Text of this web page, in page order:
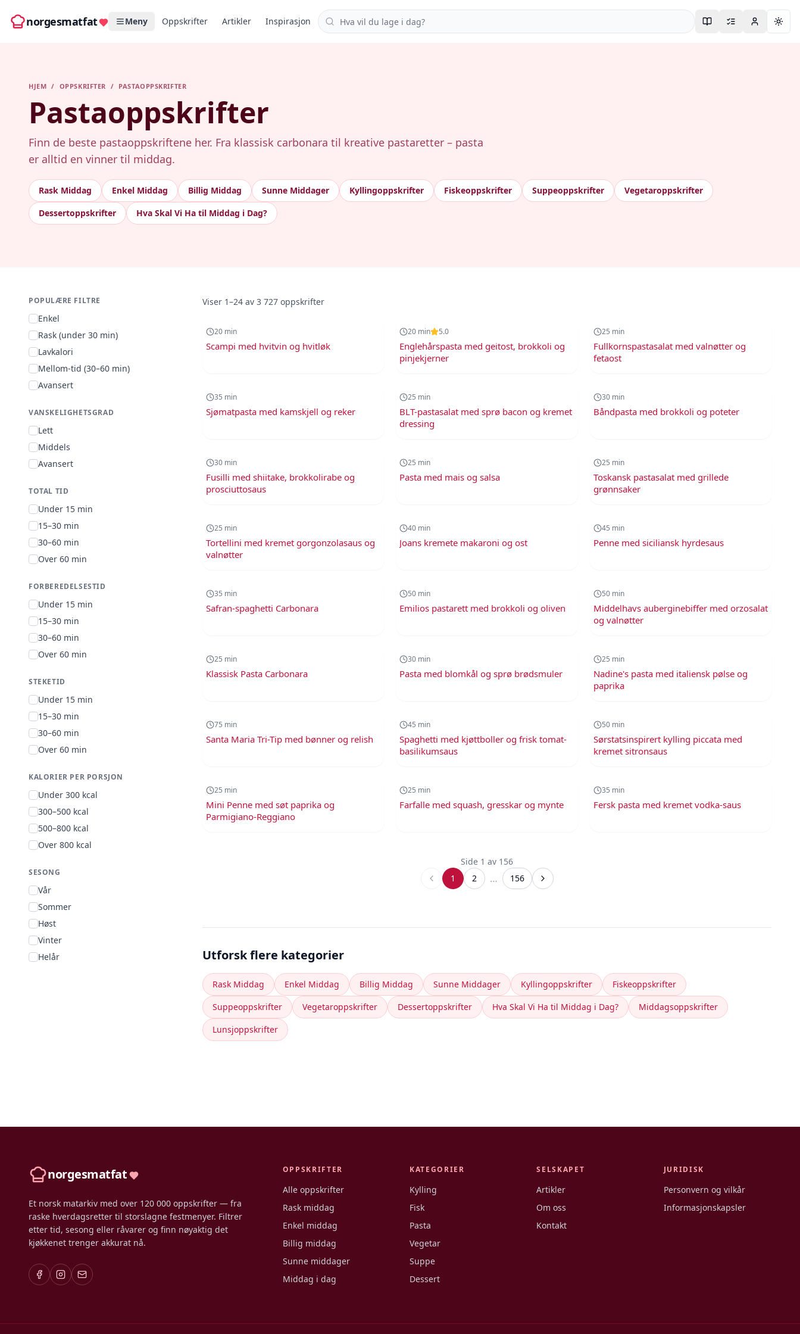
norgesmatfat Meny Oppskrifter Artikler Inspirasjon Søk i oppskrifter
HJEM / OPPSKRIFTER / PASTAOPPSKRIFTER
Pastaoppskrifter
Finn de beste pastaoppskriftene her. Fra klassisk carbonara til kreative pastaretter – pasta
er alltid en vinner til middag.
Rask Middag Enkel Middag Billig Middag Sunne Middager Kyllingoppskrifter Fiskeoppskrifter Suppeoppskrifter
Vegetaroppskrifter
Dessertoppskrifter
Hva Skal Vi Ha til Middag i Dag?
POPULÆRE FILTRE
Enkel
Rask (under 30 min)
Lavkalori
Mellom-tid (30–60 min)
Avansert
VANSKELIGHETSGRAD
Lett
Middels
Avansert
TOTAL TID
Under 15 min
15–30 min
30–60 min
Over 60 min
FORBEREDELSESTID
Under 15 min
15–30 min
30–60 min
Over 60 min
STEKETID
Under 15 min
15–30 min
30–60 min
Over 60 min
KALORIER PER PORSJON
Under 300 kcal
300–500 kcal
500–800 kcal
Over 800 kcal
SESONG
Vår
Sommer
Høst
Vinter
Helår
Viser 1–24 av 3 727 oppskrifter
20min
20 min
Scampi med hvitvin og hvitløk
20 min 5.0
Englehårspasta med geitost, brokkoli og
pinjekjerner
25 min
Fullkornspastasalat med valnøtter og
fetaost
35 min
Sjømatpasta med kamskjell og reker
25 min
BLT-pastasalat med sprø bacon og kremet
dressing
30min
Båndpasta med brokkoli og poteter
30 min
Fusilli med shiitake, brokkolirabe og
prosciuttosaus
25 min
Pasta med mais og salsa
25 min
Toskansk pastasalat med grillede
grønnsaker
25 min
Tortellini med kremet gorgonzolasaus og
valnøtter
40 min
Joans kremete makaroni og ost
45 min
Penne med siciliansk hyrdesaus
35 min
Safran-spaghetti Carbonara
50 min
Emilios pastarett med brokkoli og oliven
50min
Middelhavs auberginebiffer med orzosalat
og valnøtter
25 min
Klassisk Pasta Carbonara
30 min
Pasta med blomkål og sprø brødsmuler
25 min
Nadine's pasta med italiensk pølse og
paprika
75 min
Santa Maria Tri-Tip med bønner og relish
45 min
Spaghetti med kjøttboller og frisk tomat-
basilikumsaus
50min
Sørstatsinspirert kylling piccata med
kremet sitronsaus
25 min
Mini Penne med søt paprika og
Parmigiano-Reggiano
25 min
Farfalle med squash, gresskar og mynte
35 min
Fersk pasta med kremet vodka-saus
Side 1 av 156
1
2 … 156
Utforsk flere kategorier
Rask Middag Enkel Middag Billig Middag Sunne Middager Kyllingoppskrifter
Fiskeoppskrifter
Suppeoppskrifter
Vegetaroppskrifter Dessertoppskrifter Hva Skal Vi Ha til Middag i Dag?
Middagsoppskrifter
Lunsjoppskrifter
norgesmatfat
Et norsk matarkiv med over 120 000 oppskrifter — fra
raske hverdagsretter til storslagne festmenyer. Filtrer
etter tid, sesong eller råvarer og finn nøyaktig det
kjøkkenet trenger akkurat nå.
OPPSKRIFTER
Alle oppskrifter
Rask middag
Enkel middag
Billig middag
Sunne middager
Middag i dag
KATEGORIER
Kylling
Fisk
Pasta
Vegetar
Suppe
Dessert
SELSKAPET
Artikler
Om oss
Kontakt
JURIDISK
Personvern og vilkår
Informasjonskapsler